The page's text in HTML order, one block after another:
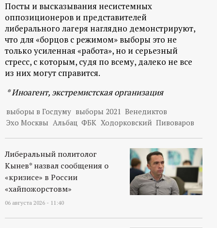
Посты и высказывания несистемных
оппозиционеров и представителей
либерального лагеря наглядно демонстрируют,
что для «борцов с режимом» выборы это не
только усиленная «работа», но и серьезный
стресс, с которым, судя по всему, далеко не все
из них могут справится.
* Иноагент, экстремистская организация
выборы в Госдуму выборы 2021 Венедиктов
Эхо Москвы Альбац ФБК Ходорковский Пивоваров
Либеральный политолог
Кынев* назвал сообщения о
«кризисе» в России
«хайпожорстовм»
06 августа 2026 - 11:40